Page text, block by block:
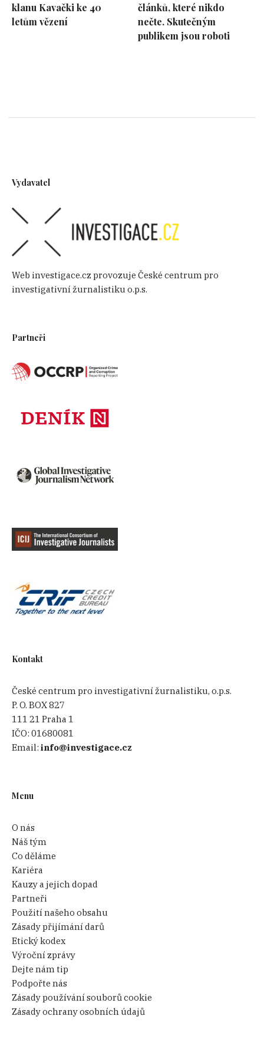
klanu Kavački ke 40
letům vězení
článků, které nikdo
nečte. Skutečným
publikem jsou roboti
Vydavatel
Web investigace.cz provozuje České centrum pro
investigativní žurnalistiku o.p.s.
Partneři
Kontakt
České centrum pro investigativní žurnalistiku, o.p.s.
P. O. BOX 827
111 21 Praha 1
IČO:01680081
Email:info@investigace.cz
Menu
O nás
Náš tým
Co děláme
Kariéra
Kauzy a jejich dopad
Partneři
Použití našeho obsahu
Zásady přijímání darů
Etický kodex
Výroční zprávy
Dejte nám tip
Podpořte nás
Zásady používání souborů cookie
Zásady ochrany osobních údajů